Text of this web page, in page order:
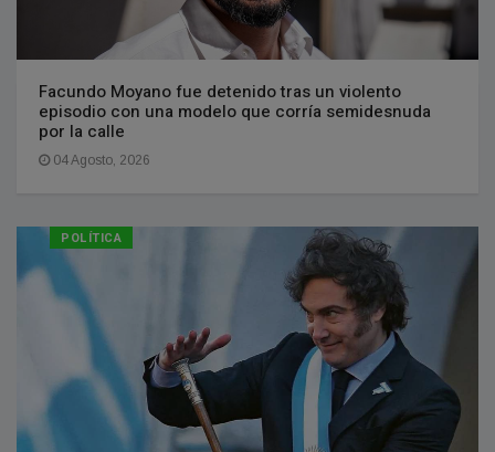
Facundo Moyano fue detenido tras un violento
episodio con una modelo que corría semidesnuda
por la calle
04 Agosto, 2026
POLÍTICA